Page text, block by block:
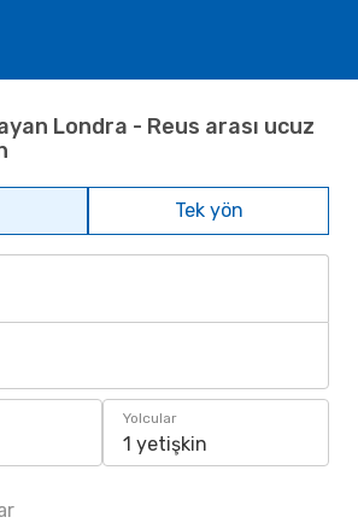
Londra - Reus arası ucuz
Tek yön
Yolcular
1 yetişkin